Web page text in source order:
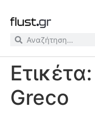
Ετικέτα:
Greco